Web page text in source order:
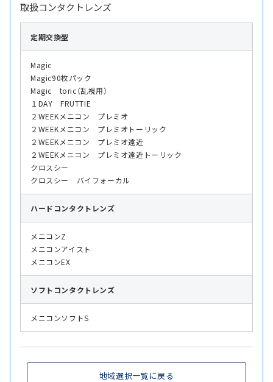
取扱コンタクトレンズ
定期交換型
Magic
Magic90枚パック
Magic toric（乱視用）
１DAY FRUTTIE
２WEEKメニコン プレミオ
２WEEKメニコン プレミオトーリック
２WEEKメニコン プレミオ遠近
２WEEKメニコン プレミオ遠近トーリック
クロスシー
クロスシー バイフォーカル
ハード コンタクトレンズ
メニコンZ
メニコンアイスト
メニコンEX
ソフト コンタクトレンズ
メニコンソフトS
地域選択一覧に戻る